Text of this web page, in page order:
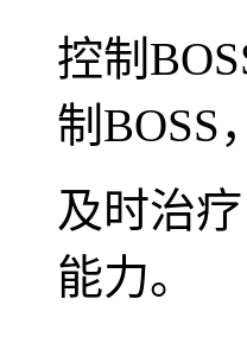
控制
制BOSS
及时治
能力。